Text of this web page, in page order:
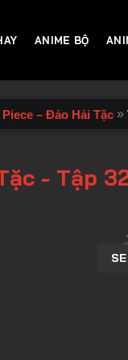
ANIME BỘ
– Đảo Hải Tặc »
- Tập